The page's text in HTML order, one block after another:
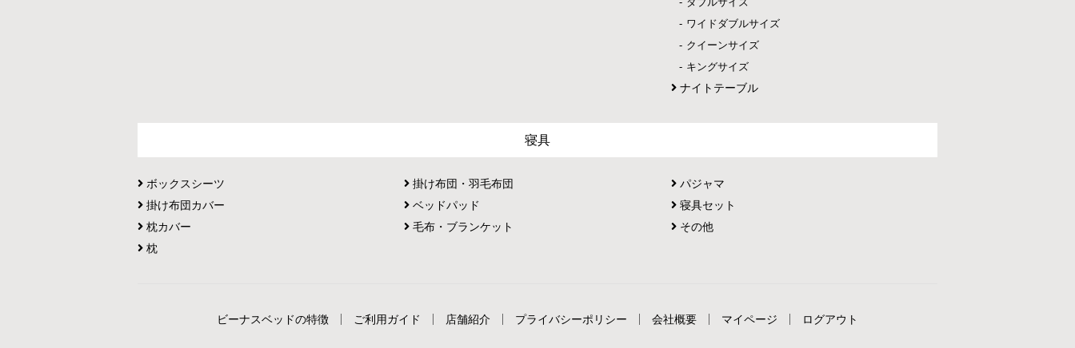
ワイドダブルサイズ
クイーンサイズ
キングサイズ
ナイトテーブル
寝具
ボックスシーツ
掛け布団カバー
枕カバー
枕
掛け布団・羽毛布団
ベッドパッド
毛布・ブランケット
パジャマ
寝具セット
その他
ビーナスベッドの特徴 ご利用ガイド 店舗紹介 プライバシーポリシー 会社概要 マイページ ログアウト